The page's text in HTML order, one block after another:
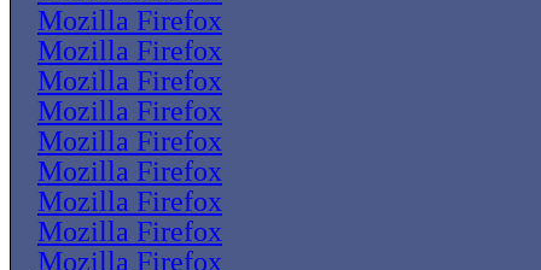
Mozilla Firefox
Mozilla Firefox
Mozilla Firefox
Mozilla Firefox
Mozilla Firefox
Mozilla Firefox
Mozilla Firefox
Mozilla Firefox
Mozilla Firefox